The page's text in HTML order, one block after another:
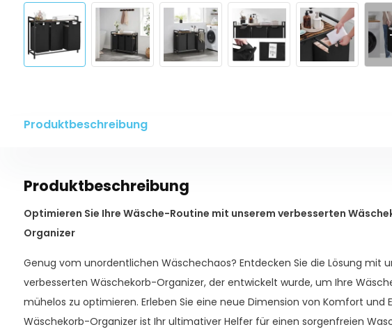
Produktbeschreibung
Produktbeschreibung
Optimieren Sie Ihre Wäsche-Routine mit unserem verbesserten
Organizer
Genug vom unordentlichen Wäschechaos? Entdecken Sie die Lösung mit
verbesserten Wäschekorb-Organizer, der entwickelt wurde, um Ihre
mühelos zu optimieren. Erleben Sie eine neue Dimension von Komfort und
Wäschekorb-Organizer ist Ihr ultimativer Helfer für einen sorgenfreien